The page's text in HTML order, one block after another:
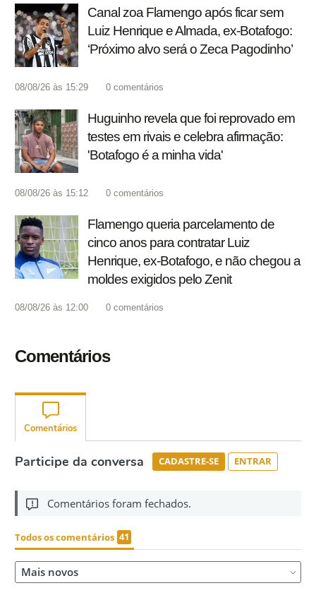
Canal zoa Flamengo após ficar sem
Luiz Henrique e Almada, ex-Botafogo:
‘Próximo alvo será o Zeca Pagodinho’
08/08/26 às 15:29 0 comentários
Huguinho revela que foi reprovado em
testes em rivais e celebra afirmação:
'Botafogo é a minha vida'
08/08/26 às 15:12 0 comentários
Flamengo queria parcelamento de
cinco anos para contratar Luiz
Henrique, ex-Botafogo, e não chegou a
moldes exigidos pelo Zenit
08/08/26 às 12:00 0 comentários
Comentários